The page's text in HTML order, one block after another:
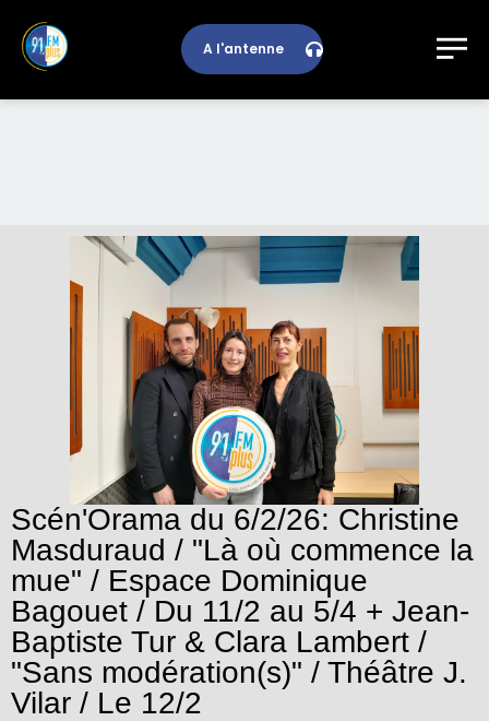
A l'antenne
Scén'Orama du 6/2/26: Christine
Masduraud / "Là où commence la
mue" / Espace Dominique
Bagouet / Du 11/2 au 5/4 + Jean-
Baptiste Tur & Clara Lambert /
"Sans modération(s)" / Théâtre J.
Vilar / Le 12/2